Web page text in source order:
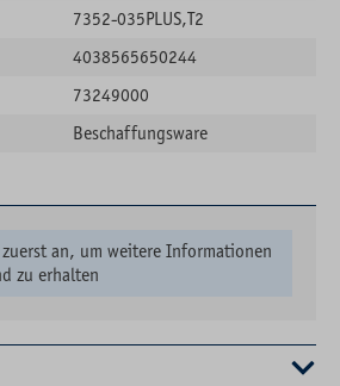
7352-035PLUS,T2
4038565650244
73249000
Beschaffungsware
zuerst an, um weitere Informationen
zu erhalten